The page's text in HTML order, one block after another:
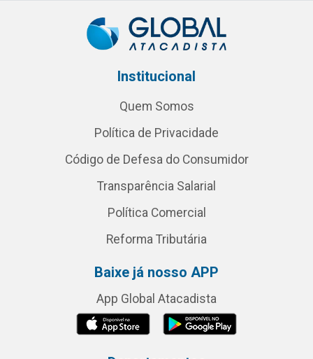
Institucional
Quem Somos
Política de Privacidade
Código de Defesa do Consumidor
Transparência Salarial
Política Comercial
Reforma Tributária
Baixe já nosso APP
App Global Atacadista